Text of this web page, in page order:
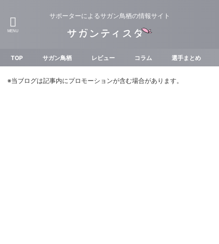
サポーターによるサガン鳥栖の情報サイト
TOP サガン鳥栖 レビュー コラム 選手まとめ
※当ブログは記事内にプロモーションが含む場合があります。